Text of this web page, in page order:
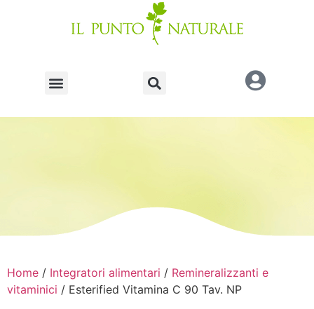
Home / Integratori alimentari / Remineralizzanti e
vitaminici / Esterified Vitamina C 90 Tav. NP